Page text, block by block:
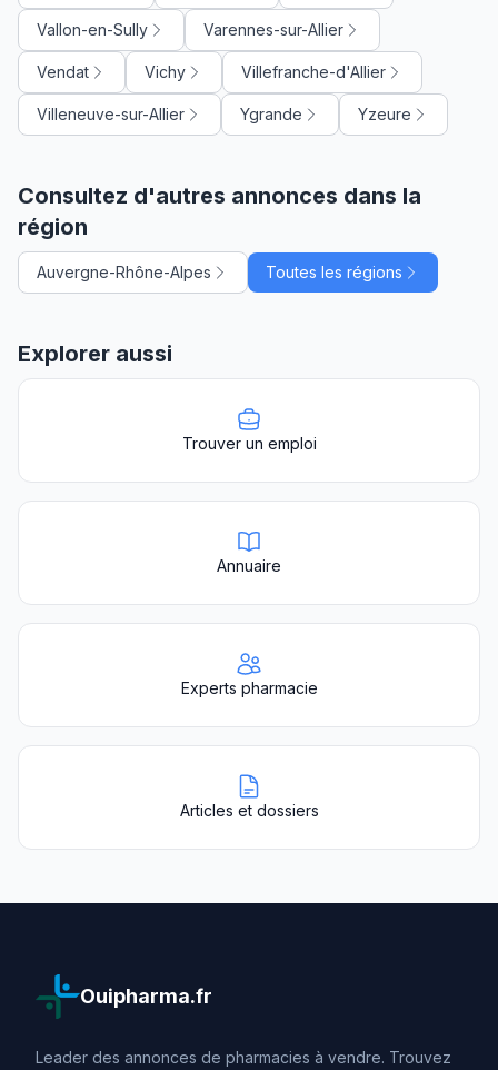
Vallon-en-Sully Varennes-sur-Allier
Vendat Vichy Villefranche-d'Allier
Villeneuve-sur-Allier Ygrande Yzeure
Consultez d'autres annonces dans la
région
Auvergne-Rhône-Alpes Toutes les régions
Explorer aussi
Trouver un emploi
Annuaire
Experts pharmacie
Articles et dossiers
Ouipharma.fr
Leader des annonces de pharmacies à vendre. Trouvez